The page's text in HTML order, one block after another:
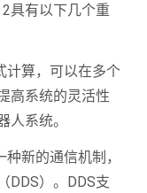
具有以下几个重
计算，可以在多个
高系统的灵活性
人系统。
新的通信机制，
DDS）。DDS支